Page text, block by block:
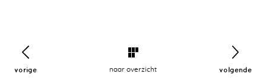
vorige naar overzicht volgende